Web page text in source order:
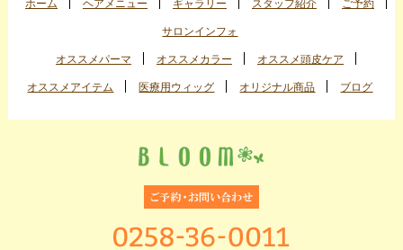
ホーム ヘアメニュー ギャラリー スタッフ紹介 ご予約
サロンインフォ
オススメパーマ オススメカラー オススメ頭皮ケア
オススメアイテム 医療用ウィッグ オリジナル商品 ブログ